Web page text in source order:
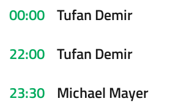
00:00 Tufan Demir
22:00 Tufan Demir
23:30 Michael Mayer